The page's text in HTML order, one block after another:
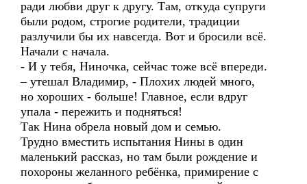
ради любви друг к другу. Там, откуда супруги
были родом, строгие родители, традиции
разлучили бы их навсегда. Вот и бросили всё.
Начали с начала.
- И у тебя, Ниночка, сейчас тоже всё впереди.
– утешал Владимир, - Плохих людей много,
но хороших - больше! Главное, если вдруг
упала - пережить и подняться!
Так Нина обрела новый дом и семью.
Трудно вместить испытания Нины в один
маленький рассказ, но там были рождение и
похороны желанного ребёнка, примирение с